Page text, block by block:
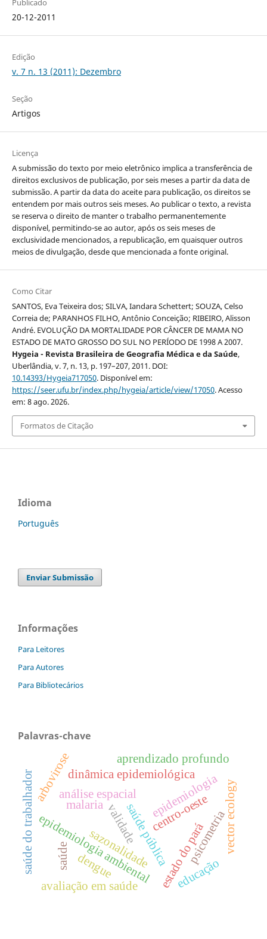
Publicado
20-12-2011
Edição
v. 7 n. 13 (2011): Dezembro
Seção
Artigos
Licença
A submissão do texto por meio eletrônico implica a transferência de
direitos exclusivos de publicação, por seis meses a partir da data de
submissão. A partir da data do aceite para publicação, os direitos se
entendem por mais outros seis meses. Ao publicar o texto, a revista
se reserva o direito de manter o trabalho permanentemente
disponível, permitindo-se ao autor, após os seis meses de
exclusividade mencionados, a republicação, em quaisquer outros
meios de divulgação, desde que mencionada a fonte original.
Como Citar
SANTOS, Eva Teixeira dos; SILVA, Iandara Schettert; SOUZA, Celso
Correia de; PARANHOS FILHO, Antônio Conceição; RIBEIRO, Alisson
André. EVOLUÇÃO DA MORTALIDADE POR CÂNCER DE MAMA NO
ESTADO DE MATO GROSSO DO SUL NO PERÍODO DE 1998 A 2007.
Hygeia - Revista Brasileira de Geografia Médica e da Saúde,
Uberlândia, v. 7, n. 13, p. 197–207, 2011. DOI:
10.14393/Hygeia717050. Disponível em:
https://seer.ufu.br/index.php/hygeia/article/view/17050. Acesso
em: 8 ago. 2026.
Formatos de Citação
Idioma
Português
Enviar Submissão
Informações
Para Leitores
Para Autores
Para Bibliotecários
Palavras-chave
sazonalidade
epidemiologia ambiental
saúde públicaestado do pará
análise espacial
arbovirosedinâmica epidemiológica
centro-oeste
saúde do trabalhador psicometria
validade
malaria vector ecology
epidemiologia
avaliação em saúde
aprendizado profundo
dengue educação
saúde